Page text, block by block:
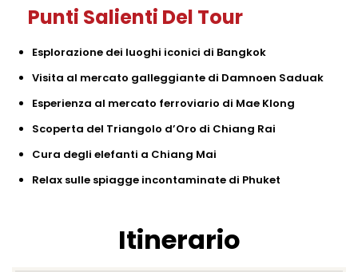
Punti Salienti Del Tour
Esplorazione dei luoghi iconici di Bangkok
Visita al mercato galleggiante di Damnoen Saduak
Esperienza al mercato ferroviario di Mae Klong
Scoperta del Triangolo d’Oro di Chiang Rai
Cura degli elefanti a Chiang Mai
Relax sulle spiagge incontaminate di Phuket
Itinerario